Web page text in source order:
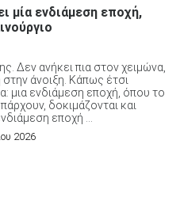
μία ενδιάμεση εποχή,
Δεν ανήκει πια στον χειμώνα,
άνοιξη. Κάπως έτσι
μια ενδιάμεση εποχή, όπου το
δοκιμάζονται και
εποχή ...
2026